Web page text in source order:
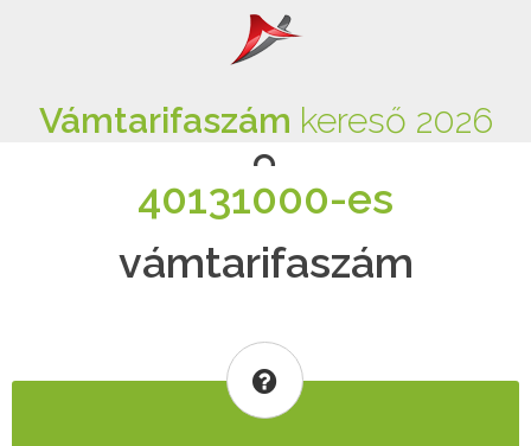
Vámtarifaszám kereső 2026
40131000-es
vámtarifaszám